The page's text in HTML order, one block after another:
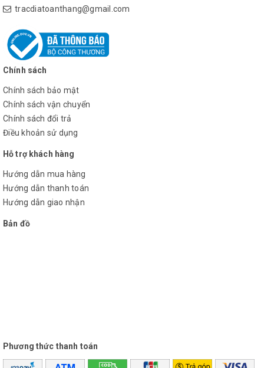
Hãy liên hệ với chúng tôi để được tư vấn những sản
công việc của quý khách hàng.
Hotline:0385.010.889
Quý khách có thể tham khảo thêm các dòng máy
cân bằng laser tại đây >>>
Máy Cân Bằng Laser Akuza
Máy Cân Bằng Laser Laisai
Máy Cân Bằng Laser Fukuda
tracdiatoanthang@gmail.com
Chính sách
Chính sách bảo mật
Chính sách vận chuyển
Chính sách đổi trả
Điều khoản sử dụng
Hỗ trợ khách hàng
Hướng dẫn mua hàng
Hướng dẫn thanh toán
Hướng dẫn giao nhận
Bản đồ
Phương thức thanh toán